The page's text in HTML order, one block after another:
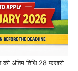
अंतिम तिथि 28 फरवरी